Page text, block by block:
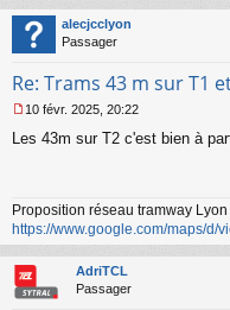
a
g
e
o
l
u
alecjcclyon
Passager
Re: Trams 43 m sur T1
e
g
e
n
o
n
l
10 févr. 2025, 20:22
Les 43m sur T2 c'est bien à
Proposition réseau tramway
https://www.google.com/maps/d/
AdriTCL
Passager